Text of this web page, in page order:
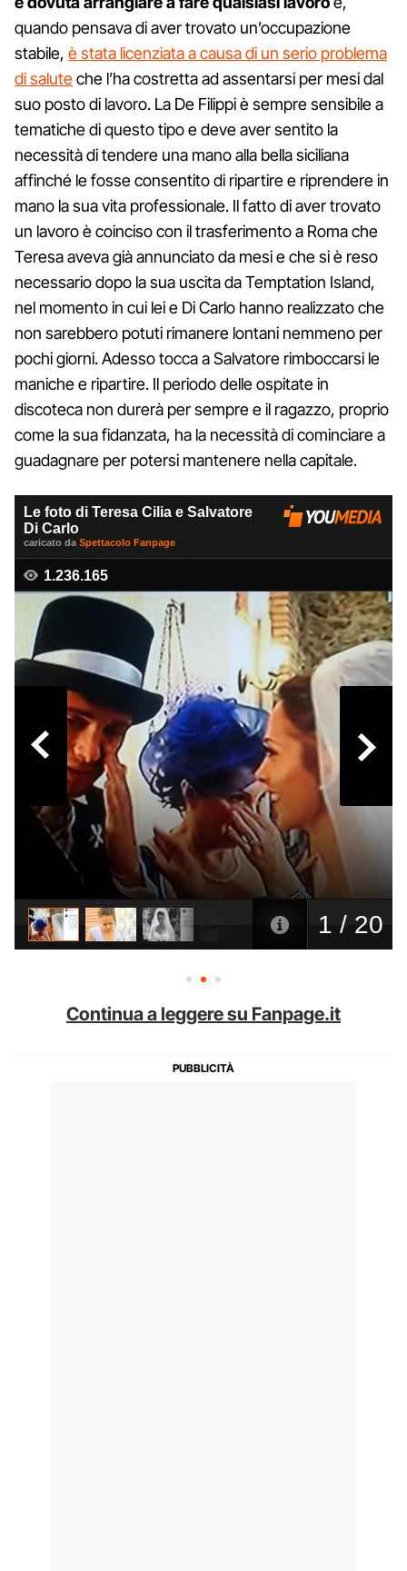
quando pensava di aver trovato un’occupazione
stabile, è stata licenziata a causa di un serio problema
di saluteche l’ha costretta ad assentarsi per mesi dal
suo posto di lavoro. La De Filippi è sempre sensibile a
tematiche di questo tipo e deve aver sentito la
necessità di tendere una mano alla bella siciliana
affinché le fosse consentito di ripartire e riprendere in
mano la sua vita professionale. Il fatto di aver trovato
un lavoro è coinciso con il trasferimento a Roma che
Teresa aveva già annunciato da mesi e che si è reso
necessario dopo la sua uscita da Temptation Island,
nel momento in cui lei e Di Carlo hanno realizzato che
non sarebbero potuti rimanere lontani nemmeno per
pochi giorni. Adesso tocca a Salvatore rimboccarsi le
maniche e ripartire. Il periodo delle ospitate in
discoteca non durerà per sempre e il ragazzo, proprio
come la sua fidanzata, ha la necessità di cominciare a
guadagnare per potersi mantenere nella capitale.
Continua a leggere su Fanpage.it